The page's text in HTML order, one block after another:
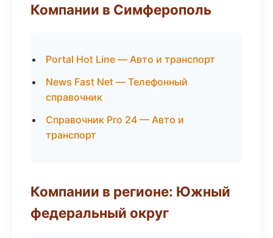
Компании в Симферополь
Portal Hot Line — Авто и транспорт
News Fast Net — Телефонный
справочник
Справочник Pro 24 — Авто и
транспорт
Компании в регионе: Южный
федеральный округ